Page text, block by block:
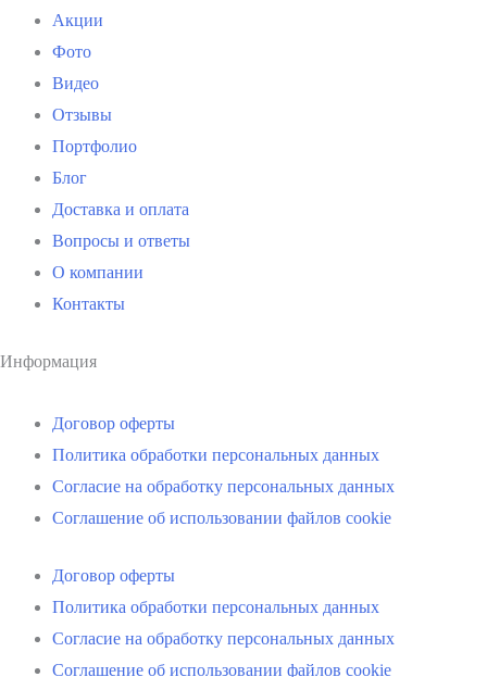
Акции
Фото
Видео
Отзывы
Портфолио
Блог
Доставка и оплата
Вопросы и ответы
О компании
Контакты
Информация
Договор оферты
Политика обработки персональных данных
Согласие на обработку персональных данных
Соглашение об использовании файлов cookie
Договор оферты
Политика обработки персональных данных
Согласие на обработку персональных данных
Соглашение об использовании файлов cookie